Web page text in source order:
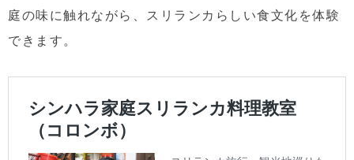
庭の味に触れながら、スリランカらしい食文化を体験
できます。